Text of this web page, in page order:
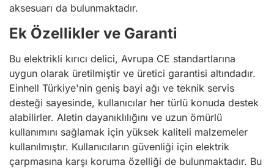
aksesuarı da bulunmaktadır.
Ek Özellikler ve Garanti
Bu elektrikli kırıcı delici, Avrupa CE standartlarına
uygun olarak üretilmiştir ve üretici garantisi altındadır.
Einhell Türkiye'nin geniş bayi ağı ve teknik servis
desteği sayesinde, kullanıcılar her türlü konuda destek
alabilirler. Aletin dayanıklılığını ve uzun ömürlü
kullanımını sağlamak için yüksek kaliteli malzemeler
kullanılmıştır. Kullanıcıların güvenliği için elektrik
çarpmasına karşı koruma özelliği de bulunmaktadır. Bu